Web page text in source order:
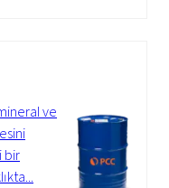
ve
bir